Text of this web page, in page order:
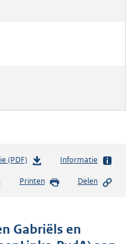
(PDF)b
s
n
d
Informatie
Printen Delen
Gabriëls en